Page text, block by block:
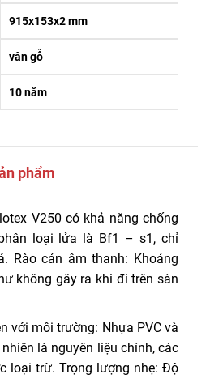
915x153x2 mm
vân gỗ
10 năm
phẩm
V250 có khả năng chống
loại lửa là Bf1 – s1, chỉ
Rào cản âm thanh: Khoảng
không gây ra khi đi trên sàn
với môi trường: Nhựa PVC và
là nguyên liệu chính, các
loại trừ. Trọng lượng nhẹ: Độ